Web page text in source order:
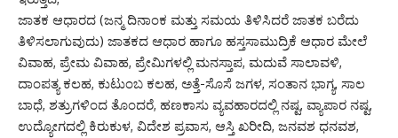
ಜಾತಕ ಆಧಾರದ (ಜನ್ಮ ದಿನಾಂಕ ಮತ್ತು ಸಮಯ ತಿಳಿಸಿದರೆ ಜಾತಕ ಬರೆದು
ತಿಳಿಸಲಾಗುವುದು) ಜಾತಕದ ಆಧಾರ ಹಾಗೂ ಹಸ್ತಸಾಮುದ್ರಿಕೆ ಆಧಾರ ಮೇಲೆ
ವಿವಾಹ, ಪ್ರೇಮ ವಿವಾಹ, ಪ್ರೇಮಿಗಳಲ್ಲಿ ಮನಸ್ತಾಪ, ಮದುವೆ ಸಾಲಾವಳಿ,
ದಾಂಪತ್ಯ ಕಲಹ, ಕುಟುಂಬ ಕಲಹ, ಅತ್ತೆ-ಸೊಸೆ ಜಗಳ, ಸಂತಾನ ಭಾಗ್ಯ, ಸಾಲ
ಬಾಧೆ, ಶತ್ರುಗಳಿಂದ ತೊಂದರೆ, ಹಣಕಾಸು ವ್ಯವಹಾರದಲ್ಲಿ ನಷ್ಟ, ವ್ಯಾಪಾರ ನಷ್ಟ,
ಉದ್ಯೋಗದಲ್ಲಿ ಕಿರುಕುಳ, ವಿದೇಶ ಪ್ರವಾಸ, ಆಸ್ತಿ ಖರೀದಿ, ಜನವಶ ಧನವಶ,